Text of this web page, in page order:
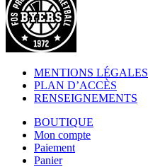
MENTIONS LÉGALES
PLAN D’ACCÈS
RENSEIGNEMENTS
BOUTIQUE
Mon compte
Paiement
Panier